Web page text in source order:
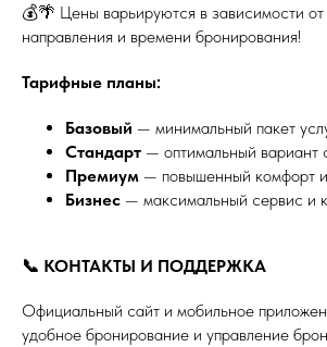
💰🌴 Цены варьируются в зависимости
направления и времени бронирования!
Тарифные планы:
Базовый — минимальный пакет
Стандарт — оптимальный вариант
Премиум — повышенный комфорт
Бизнес — максимальный сервис и
📞 КОНТАКТЫ И ПОДДЕРЖКА
Официальный сайт и мобильное
удобное бронирование и управление